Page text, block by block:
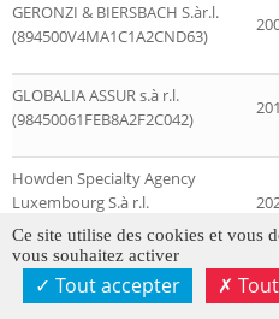
GERONZI & BIERSBACH S.àr.l.
(894500V4MA1C1A2CND63)
GLOBALIA ASSUR s.à r.l.
(98450061FEB8A2F2C042)
Howden Specialty Agency
Luxembourg S.à r.l.
(984500DEOF4D2F9A0C20)
HSA Luxembourg S.à.r.l.
(98450002AED8AD668S11)
Ce site utilise des cookies et vous
vous souhaitez activer
Tout accepter